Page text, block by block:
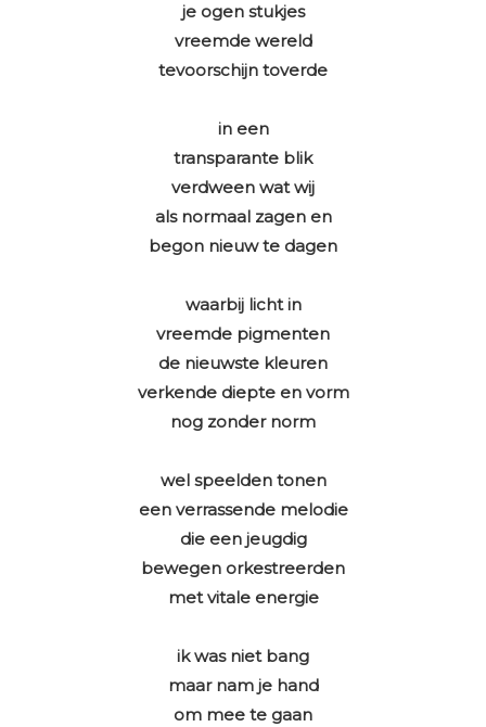
je ogen stukjes
vreemde wereld
tevoorschijn toverde
in een
transparante blik
verdween wat wij
als normaal zagen en
begon nieuw te dagen
waarbij licht in
vreemde pigmenten
de nieuwste kleuren
verkende diepte en vorm
nog zonder norm
wel speelden tonen
een verrassende melodie
die een jeugdig
bewegen orkestreerden
met vitale energie
ik was niet bang
maar nam je hand
om mee te gaan